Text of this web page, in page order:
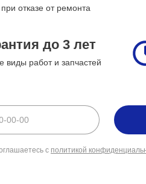
отказе от ремонта
до 3 лет
виды работ и запчастей
с политикой